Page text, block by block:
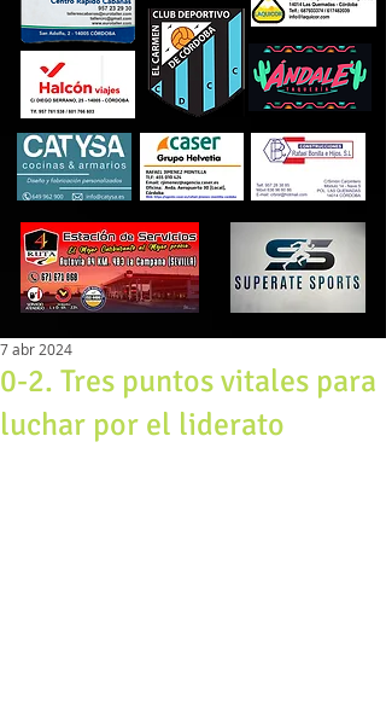
0-2. Tres puntos vitales para
luchar por el liderato
7 abr 2024